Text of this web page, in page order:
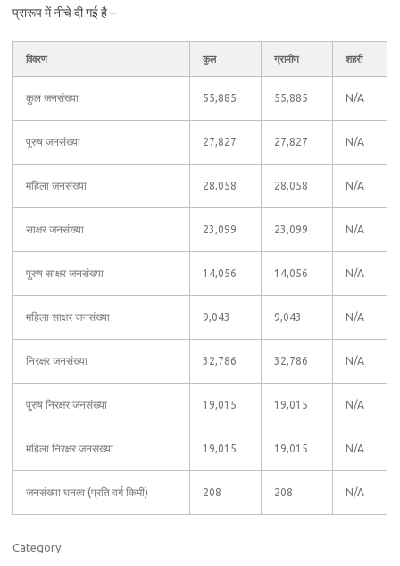
प्रारूप में नीचे दी गई है –
विवरण कुल ग्रामीण शहरी
कुल जनसंख्या 55,885 55,885 N/A
पुरुष जनसंख्या 27,827 27,827 N/A
महिला जनसंख्या 28,058 28,058 N/A
साक्षर जनसंख्या 23,099 23,099 N/A
पुरुष साक्षर जनसंख्या 14,056 14,056 N/A
महिला साक्षर जनसंख्या 9,043 9,043 N/A
निरक्षर जनसंख्या 32,786 32,786 N/A
पुरुष निरक्षर जनसंख्या 19,015 19,015 N/A
महिला निरक्षर जनसंख्या 19,015 19,015 N/A
जनसंख्या घनत्व (प्रति वर्ग किमी) 208 208 N/A
Category: